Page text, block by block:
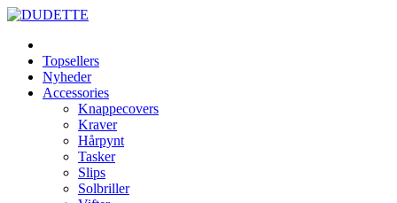
Topsellers
Nyheder
Accessories
Knappecovers
Kraver
Hårpynt
Tasker
Slips
Solbriller